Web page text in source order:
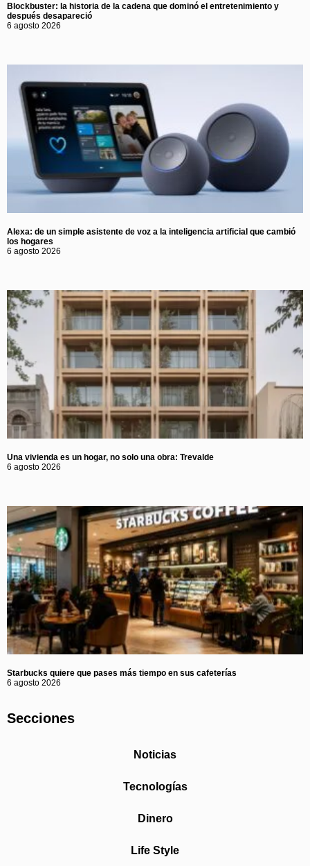
Blockbuster: la historia de la cadena que dominó el entretenimiento y
después desapareció
6 agosto 2026
Alexa: de un simple asistente de voz a la inteligencia artificial que cambió
los hogares
6 agosto 2026
Una vivienda es un hogar, no solo una obra: Trevalde
6 agosto 2026
Starbucks quiere que pases más tiempo en sus cafeterías
6 agosto 2026
Secciones
Noticias
Tecnologías
Dinero
Life Style